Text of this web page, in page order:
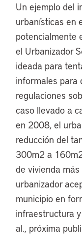
Un ejemplo del
urbanísticas en
potencialmente
el Urbanizador
ideada para
informales para
regulaciones
caso llevado a
en 2008, el
reducción del
300m2 a
de vivienda
urbanizador
municipio en
infraestructura
al., próxima